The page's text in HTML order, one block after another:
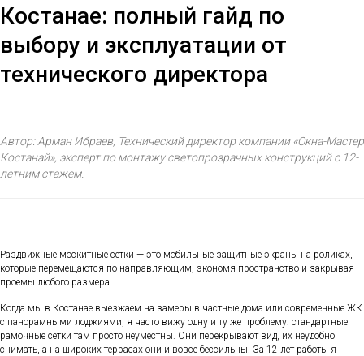
Костанае: полный гайд по
выбору и эксплуатации от
технического директора
Автор: Арман Ибраев, Технический директор компании «Окна-Мастер
Костанай», эксперт по монтажу светопрозрачных конструкций с 12-
летним стажем.
Раздвижные москитные сетки — это мобильные защитные экраны на роликах,
которые перемещаются по направляющим, экономя пространство и закрывая
проемы любого размера.
Когда мы в Костанае выезжаем на замеры в частные дома или современные ЖК
с панорамными лоджиями, я часто вижу одну и ту же проблему: стандартные
рамочные сетки там просто неуместны. Они перекрывают вид, их неудобно
снимать, а на широких террасах они и вовсе бессильны. За 12 лет работы я